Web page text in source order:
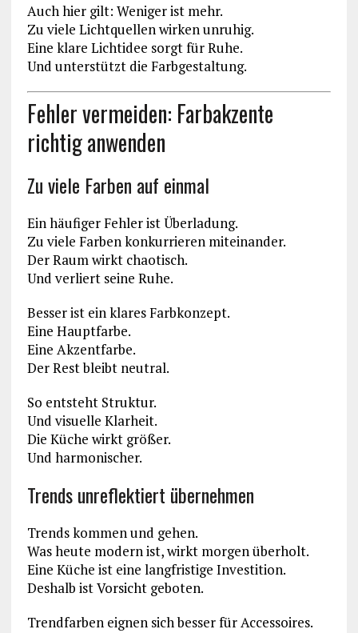
Auch hier gilt: Weniger ist mehr.
Zu viele Lichtquellen wirken unruhig.
Eine klare Lichtidee sorgt für Ruhe.
Und unterstützt die Farbgestaltung.
Fehler vermeiden: Farbakzente
richtig anwenden
Zu viele Farben auf einmal
Ein häufiger Fehler ist Überladung.
Zu viele Farben konkurrieren miteinander.
Der Raum wirkt chaotisch.
Und verliert seine Ruhe.
Besser ist ein klares Farbkonzept.
Eine Hauptfarbe.
Eine Akzentfarbe.
Der Rest bleibt neutral.
So entsteht Struktur.
Und visuelle Klarheit.
Die Küche wirkt größer.
Und harmonischer.
Trends unreflektiert übernehmen
Trends kommen und gehen.
Was heute modern ist, wirkt morgen überholt.
Eine Küche ist eine langfristige Investition.
Deshalb ist Vorsicht geboten.
Trendfarben eignen sich besser für Accessoires.